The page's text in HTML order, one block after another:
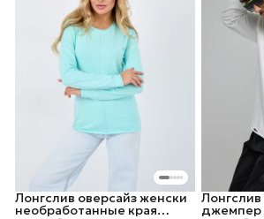
Лонгслив оверсайз женски
необработанные края джемпер